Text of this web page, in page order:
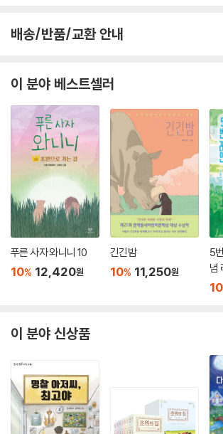
웅진성으로 이동한 이유는 그간 쉬이 알려진 대로 도
사를 재정비한 후 나당연합군에 맞설 의지가 드러나
있다.
집에 돌아가지 못하고 웅진성 북문에서 잡일을 거드
덜 마른 흙벽에서 떨어진 비화 공주를 받아 낸다. 그
갖게 된 석솔은 연 왕자의 초대로 궁궐에 들어선다.
서도 신분 차이로 주눅 들지 않고, 풀뿌리를 캐 먹는
이 들려주며 당돌한 질문을 서슴지 않는다. 둘의 대
백성의 의견 차이가 뚜렷이 드러난다.
“우리가 쫄쫄 굶어도 곡식을 갖다 바치는 게 나라 잘
잖아요. 그런데 힘들다고 하면 어째요? 걱정이 많고
대요? 백성을 굶어 죽지 않게 하고 위협을 막아 주는
석솔의 말에는 왠지 모를 설움이 담겨 있었다. _본문
할지 몰랐다. 한 나라의 왕일지라도 여타 보통 사람
● 석솔, 당나라 군대의 진영에 잠입하다
1360여 년 전, 역사의 뒤안길에 가려진 백제 멸망의
배송/반품/교환 안내
이 분야 베스트셀러
푸른 사자 와니니 10
10% 12,420원
긴긴밤
10% 11,250원
5
념
10
이 분야 신상품